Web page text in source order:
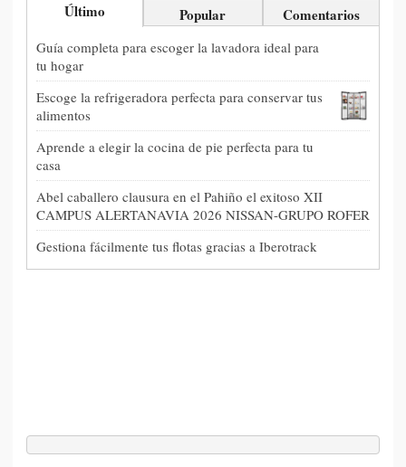
Último Popular Comentarios
Guía completa para escoger la lavadora ideal para
tu hogar
Escoge la refrigeradora perfecta para conservar tus
alimentos
Aprende a elegir la cocina de pie perfecta para tu
casa
Abel caballero clausura en el Pahiño el exitoso XII
CAMPUS ALERTANAVIA 2026 NISSAN-GRUPO ROFER
Gestiona fácilmente tus flotas gracias a Iberotrack